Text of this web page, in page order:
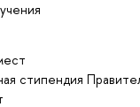
стипендия